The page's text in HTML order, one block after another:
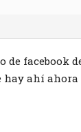
de facebook
hay ahí ahora